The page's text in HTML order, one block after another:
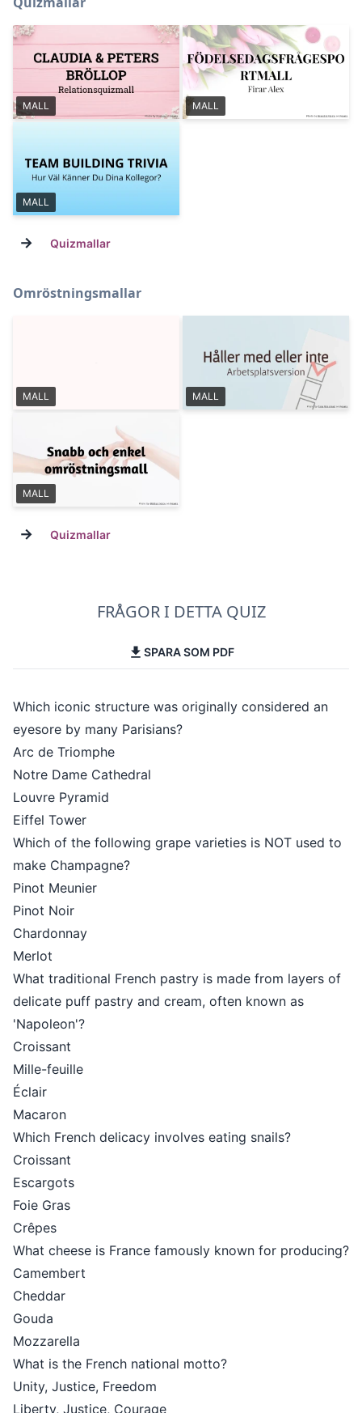
MALL MALL
MALL
→ Quizmallar
Omröstningsmallar
MALL MALL
MALL
→ Quizmallar
FRÅGOR I DETTA QUIZ
SPARA SOM PDF
Which iconic structure was originally considered an
eyesore by many Parisians?
Arc de Triomphe
Notre Dame Cathedral
Louvre Pyramid
Eiffel Tower
Which of the following grape varieties is NOT used to
make Champagne?
Pinot Meunier
Pinot Noir
Chardonnay
Merlot
What traditional French pastry is made from layers of
delicate puff pastry and cream, often known as
'Napoleon'?
Croissant
Mille-feuille
Éclair
Macaron
Which French delicacy involves eating snails?
Croissant
Escargots
Foie Gras
Crêpes
What cheese is France famously known for producing?
Camembert
Cheddar
Gouda
Mozzarella
What is the French national motto?
Unity, Justice, Freedom
Liberty, Justice, Courage